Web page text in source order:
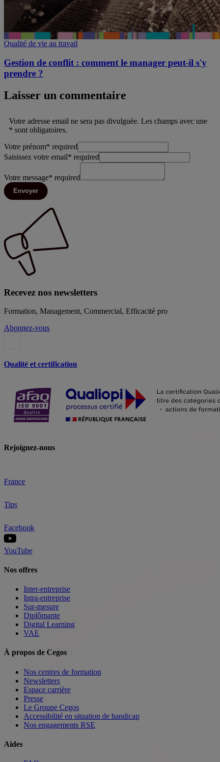
Qualité de vie au travail
Gestion de conflit : comment le manager peut-il s'y
prendre ?
Laisser un commentaire
Votre adresse email ne sera pas divulguée. Les champs avec une
* sont obligatoires.
Votre prénom* required
Saisissez votre email* required
Votre message* required
Envoyer
Recevez nos newsletters
Formation, Management, Commercial, Efficacité pro
Abonnez-vous
Qualité et certification
Rejoignez-nous
France
Tips
Facebook
YouTube
Nos offres
Inter-entreprise
Intra-entreprise
Sur-mesure
Diplômante
Digital Learning
VAE
À propos de Cegos
Nos centres de formation
Newsletters
Espace carrière
Presse
Le Groupe Cegos
Accessibilité en situation de handicap
Nos engagements RSE
Aides